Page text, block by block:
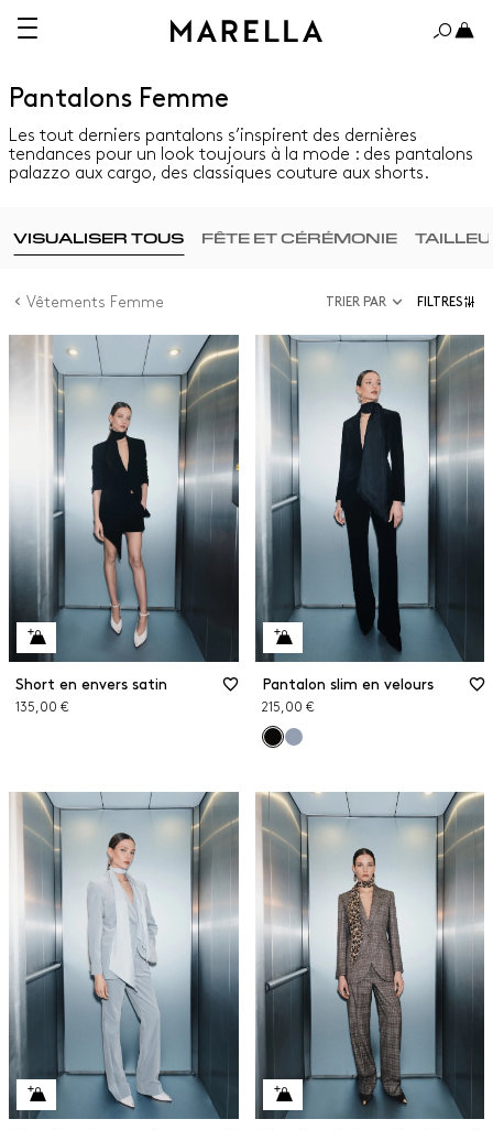
Pantalons Femme
Les tout derniers pantalons s’inspirent des dernières
tendances pour un look toujours à la mode : des pantalons
palazzo aux cargo, des classiques couture aux shorts.
VISUALISER TOUS FÊTE ET CÉRÉMONIE
Vêtements Femme TRIER PAR FILTRES
Short en envers satin
135,00 €
Pantalon slim en velours
215,00 €